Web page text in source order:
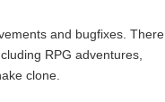
and bugfixes. There
RPG adventures,
clone.